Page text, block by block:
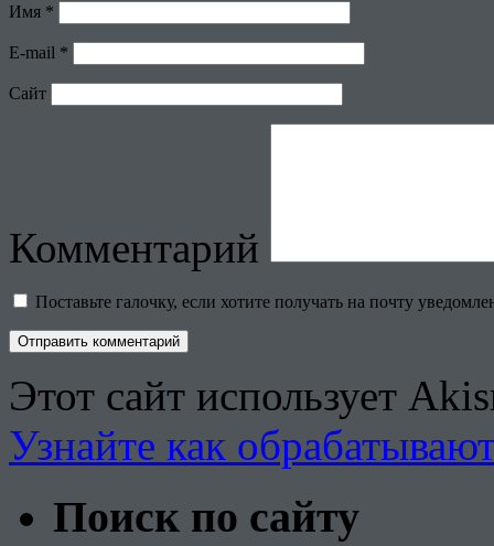
Имя *
E-mail *
Сайт
Комментарий
Поставьте галочку, если хотите получать на почту
Этот сайт использует
Узнайте как
Поиск по сайту